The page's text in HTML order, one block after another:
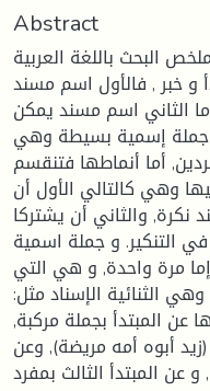
Abstract
ملخص البحث باللغة العربية:
و خبر , فالأول اسم مسند
الثاني اسم مسند يمكن
إسمية بسيطة وهي
أما أنماطها فتنقسم
وهي كالتالي الأول أن
نكرة, والثاني أن يشتركا
التنكير. و جملة اسمية
مرة واحدة, و هي التي
الثنائية الإسناد مثل:
عن المبتدأ بجملة مركبة,
أبوه أمه مريضة), وعن